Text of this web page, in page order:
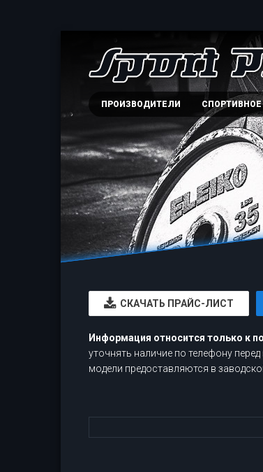
ПРОИЗВОДИТЕЛИ
CКАЧАТЬ ПРАЙС-ЛИСТ
Информация относится только к
уточнять наличие по телефону
модели предоставляются в